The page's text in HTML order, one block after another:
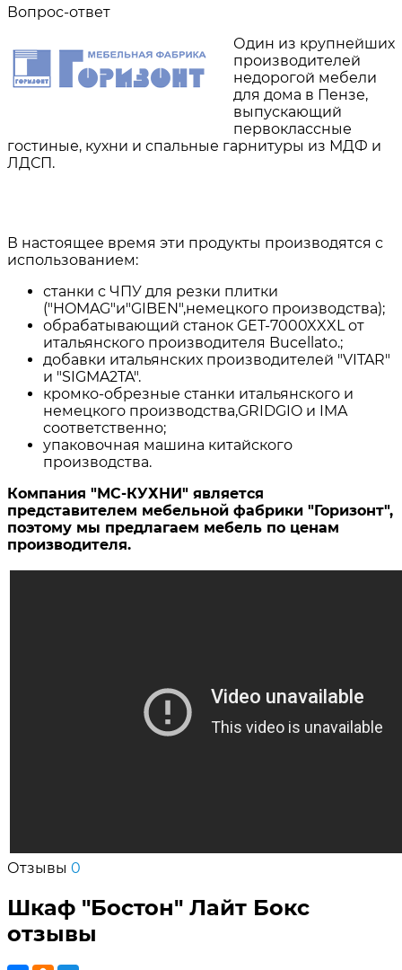
Вопрос-ответ
Один из крупнейших
производителей
недорогой мебели
для дома в Пензе,
выпускающий
первоклассные
гостиные, кухни и спальные гарнитуры из МДФ и
ЛДСП.
В настоящее время эти продукты производятся с
использованием:
станки с ЧПУ для резки плитки
("HOMAG"и"GIBEN",немецкого производства);
обрабатывающий станок GET-7000XXXL от
итальянского производителя Bucellato.;
добавки итальянских производителей "VITAR"
и "SIGMA2TA".
кромко-обрезные станки итальянского и
немецкого производства,GRIDGIO и IMA
соответственно;
упаковочная машина китайского
производства.
Компания "МС-КУХНИ" является
представителем мебельной фабрики "Горизонт",
поэтому мы предлагаем мебель по ценам
производителя.
Отзывы 0
Шкаф "Бостон" Лайт Бокс
отзывы